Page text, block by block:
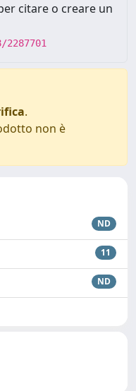
citare o creare un
.
non è
ND
11
ND